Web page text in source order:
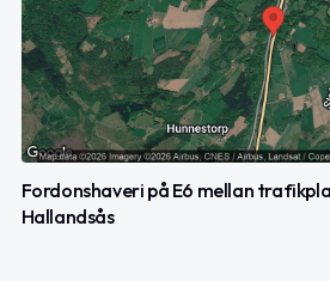
Fordonshaveri på E6 mellan
Hallandsås